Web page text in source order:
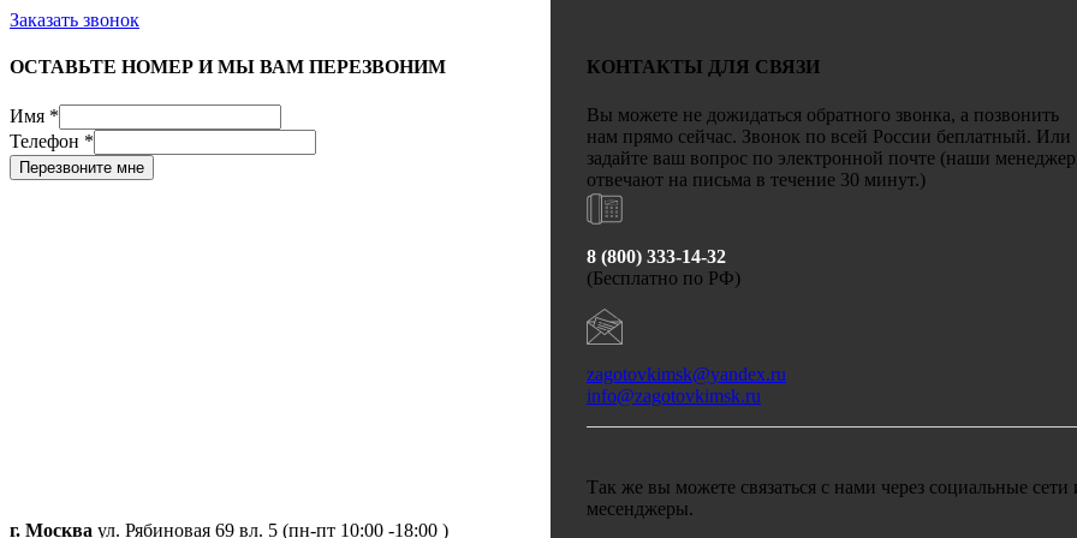
Заказать звонок
ОСТАВЬТЕ НОМЕР И МЫ ВАМ ПЕРЕЗВОНИМ
Имя *
Телефон *
Перезвоните мне
КОНТАКТЫ ДЛЯ СВЯЗИ
Вы можете не дожидаться обратного звонка, а позвонить
нам прямо сейчас. Звонок по всей России беплатный. Или
задайте ваш вопрос по электронной почте (наши
отвечают на письма в течение 30 минут.)
8 (800) 333-14-32
(Бесплатно по РФ)
zagotovkimsk@yandex.ru
info@zagotovkimsk.ru
Так же вы можете связаться с нами через социальные сети
месенджеры.
г. Москва ул. Рябиновая 69 вл. 5 (пн-пт 10:00 -18:00 )